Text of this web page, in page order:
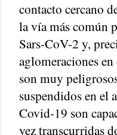
contacto cercano
la vía más común
Sars-CoV-2 y,
aglomeraciones
son muy
suspendidos en el
Covid-19 son
vez transcurridas